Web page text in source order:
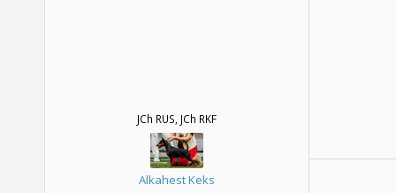
JCh RUS, JCh RKF
Alkahest Keks